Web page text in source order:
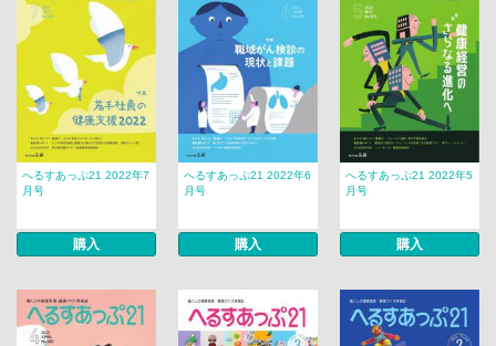
へるすあっぷ21 2022年7
月号
購入
へるすあっぷ21 2022年6
月号
購入
へるすあっぷ21 2022年5
月号
購入